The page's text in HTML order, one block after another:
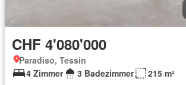
CHF 4'080'000
Paradiso, Tessin
4 Zimmer
3 Badezimmer 215 m²